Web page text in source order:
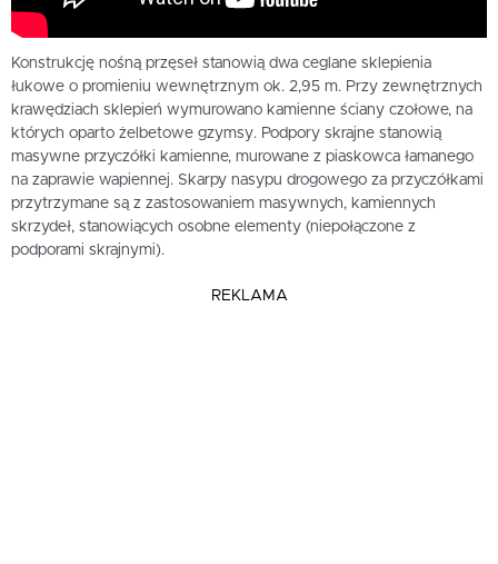
Konstrukcję nośną przęseł stanowią dwa ceglane sklepienia
łukowe o promieniu wewnętrznym ok. 2,95 m. Przy zewnętrznych
krawędziach sklepień wymurowano kamienne ściany czołowe, na
których oparto żelbetowe gzymsy. Podpory skrajne stanowią
masywne przyczółki kamienne, murowane z piaskowca łamanego
na zaprawie wapiennej. Skarpy nasypu drogowego za przyczółkami
przytrzymane są z zastosowaniem masywnych, kamiennych
skrzydeł, stanowiących osobne elementy (niepołączone z
podporami skrajnymi).
REKLAMA